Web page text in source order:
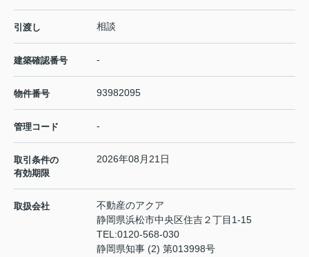
引渡し 相談
建築確認番号 -
物件番号 93982095
管理コード -
取引条件の
有効期限
2026年08月21日
取扱会社
不動産のアクア
静岡県浜松市中央区住吉２丁目1-15
TEL:0120-568-030
静岡県知事 (2) 第013998号